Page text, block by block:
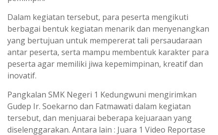
Dalam kegiatan tersebut, para peserta mengikuti
berbagai bentuk kegiatan menarik dan menyenangkan
yang bertujuan untuk mempererat tali persaudaraan
antar peserta, serta mampu membentuk karakter para
peserta agar memiliki jiwa kepemimpinan, kreatif dan
inovatif.
Pangkalan SMK Negeri 1 Kedungwuni mengirimkan
Gudep Ir. Soekarno dan Fatmawati dalam kegiatan
tersebut, dan menjuarai beberapa kejuaraan yang
diselenggarakan. Antara lain : Juara 1 Video Reportase